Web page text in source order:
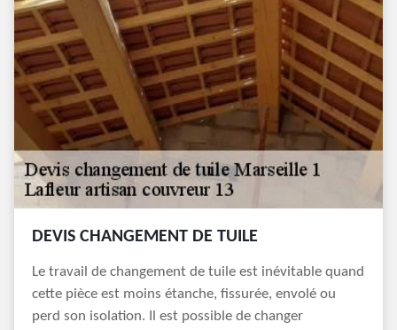
DEVIS CHANGEMENT DE TUILE
Le travail de changement de tuile est inévitable quand
cette pièce est moins étanche, fissurée, envolé ou
perd son isolation. Il est possible de changer